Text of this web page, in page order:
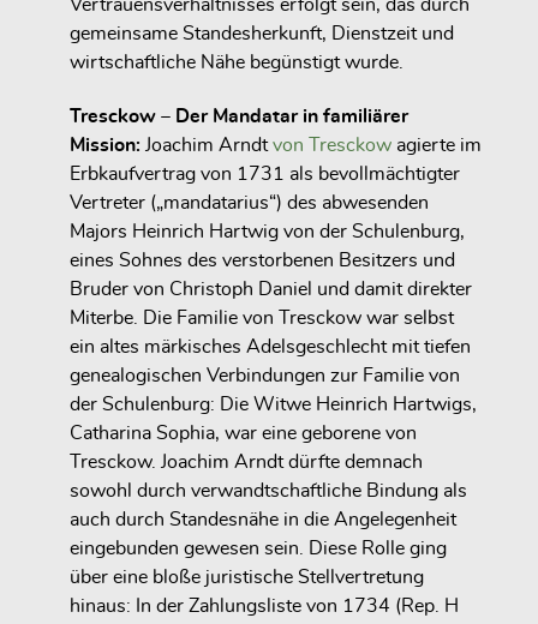
Vertrauensverhältnisses erfolgt sein, das durch
gemeinsame Standesherkunft, Dienstzeit und
wirtschaftliche Nähe begünstigt wurde.
Tresckow – Der Mandatar in familiärer
Mission: Joachim Arndtvon Tresckow agierte im
Erbkaufvertrag von 1731 als bevollmächtigter
Vertreter („mandatarius“) des abwesenden
Majors Heinrich Hartwig von der Schulenburg,
eines Sohnes des verstorbenen Besitzers und
Bruder von Christoph Daniel und damit direkter
Miterbe. Die Familie von Tresckow war selbst
ein altes märkisches Adelsgeschlecht mit tiefen
genealogischen Verbindungen zur Familie von
der Schulenburg: Die Witwe Heinrich Hartwigs,
Catharina Sophia, war eine geborene von
Tresckow. Joachim Arndt dürfte demnach
sowohl durch verwandtschaftliche Bindung als
auch durch Standesnähe in die Angelegenheit
eingebunden gewesen sein. Diese Rolle ging
über eine bloße juristische Stellvertretung
hinaus: In der Zahlungsliste von 1734 (Rep. H